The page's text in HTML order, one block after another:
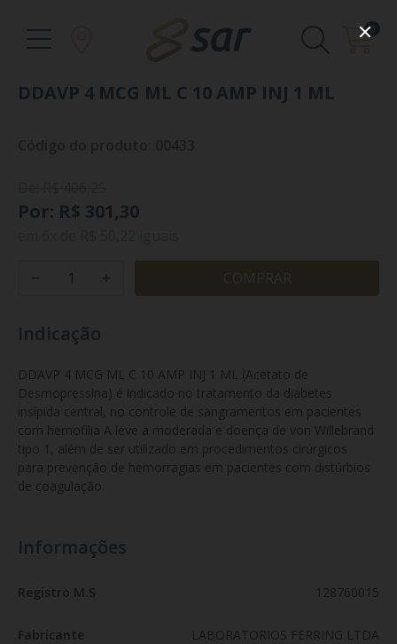
0
DDAVP 4 MCG ML C 10 AMP INJ 1 ML
Por: R$ 301,30
Indicação
DDAVP 4 MCG ML C 10 AMP INJ 1 ML (Acetato de
Desmopressina) é indicado no tratamento da diabetes
insípida central, no controle de sangramentos em pacientes
com hemofilia A leve a moderada e doença de von Willebrand
tipo 1, além de ser utilizado em procedimentos cirúrgicos
para prevenção de hemorragias em pacientes com distúrbios
de coagulação.
Informações
Registro M.S 128760015
Fabricante LABORATORIOS FERRING LTDA